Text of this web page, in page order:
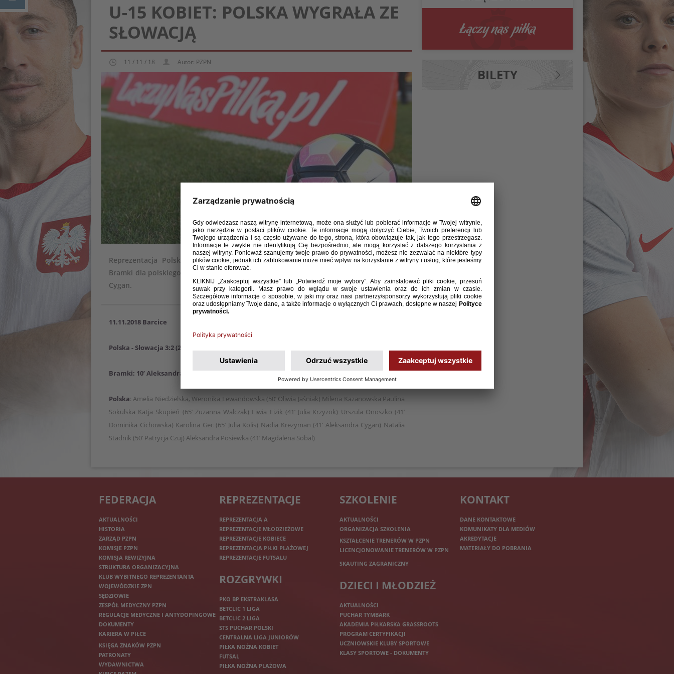
U-15 KOBIET: POLSKA WYGRAŁA ZE
SŁOWACJĄ
11 / 11 / 18 Autor: PZPN
Reprezentacja Polski kobiet do lat 15 pokonała w meczu towarzyskim Słowację.
Bramki dla polskiego zespołu zdobyły Aleksandra Posiewka, Karolina Gec, Aleksandra
Cygan.
11.11.2018 Barcice
Polska - Słowacja 3:2 (2:1)
Bramki: 10’ Aleksandra Posiewka 26’ Karolina Gec 45’ Aleksandra Cygan
Polska: Amelia Niedzielska, Weronika Lewandowska (50’ Oliwia Jaśniak) Milena Kazanowska Paulina
Sokulska Katja Skupień (65’ Zuzanna Walczak) Liwia Lizik (41’ Julia Krzyżok) Urszula Onoszko (41’
Dominika Cichowska) Karolina Gec (65’ Julia Kolis) Nadia Krezyman (41’ Aleksandra Cygan) Natalia
Stadnik (50’ Patrycja Czuj) Aleksandra Posiewka (41’ Magdalena Sobal)
BILETY
FEDERACJA
AKTUALNOŚCI
HISTORIA
ZARZĄD PZPN
KOMISJE PZPN
KOMISJA REWIZYJNA
STRUKTURA ORGANIZACYJNA
KLUB WYBITNEGO REPREZENTANTA
WOJEWÓDZKIE ZPN
SĘDZIOWIE
ZESPÓŁ MEDYCZNY PZPN
REGULACJE MEDYCZNE I ANTYDOPINGOWE
DOKUMENTY
KARIERA W PIŁCE
KSIĘGA ZNAKÓW PZPN
PATRONATY
WYDAWNICTWA
REPREZENTACJE
REPREZENTACJA A
REPREZENTACJE MŁODZIEŻOWE
REPREZENTACJE KOBIECE
REPREZENTACJA PIŁKI PLAŻOWEJ
REPREZENTACJE FUTSALU
ROZGRYWKI
PKO BP EKSTRAKLASA
BETCLIC 1 LIGA
BETCLIC 2 LIGA
STS PUCHAR POLSKI
CENTRALNA LIGA JUNIORÓW
PIŁKA NOŻNA KOBIET
FUTSAL
PIŁKA NOŻNA PLAŻOWA
SZKOLENIE
AKTUALNOŚCI
ORGANIZACJA SZKOLENIA
KSZTAŁCENIE TRENERÓW W PZPN
LICENCJONOWANIE TRENERÓW W PZPN
SKAUTING ZAGRANICZNY
DZIECI I MŁODZIEŻ
AKTUALNOŚCI
PUCHAR TYMBARK
AKADEMIA PIŁKARSKA GRASSROOTS
PROGRAM CERTYFIKACJI
UCZNIOWSKIE KLUBY SPORTOWE
KLASY SPORTOWE - DOKUMENTY
KONTAKT
DANE KONTAKTOWE
KOMUNIKATY DLA MEDIÓW
AKREDYTACJE
MATERIAŁY DO POBRANIA